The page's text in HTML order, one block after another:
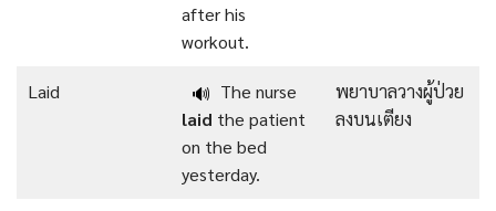
after his
workout.
Laid 🔊 The nurse
laid the patient
on the bed
yesterday.
พยาบาลวางผู้ป่วย
ลงบนเตียง